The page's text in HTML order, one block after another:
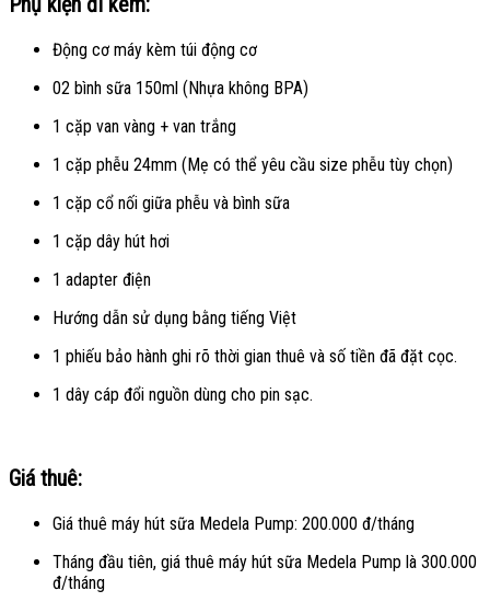
Động cơ máy kèm túi động cơ
02 bình sữa 150ml (Nhựa không BPA)
1 cặp van vàng + van trắng
1 cặp phễu 24mm (Mẹ có thể yêu cầu size phễu tùy chọn)
1 cặp cổ nối giữa phễu và bình sữa
1 cặp dây hút hơi
1 adapter điện
Hướng dẫn sử dụng bằng tiếng Việt
1 phiếu bảo hành ghi rõ thời gian thuê và số tiền đã đặt cọc.
1 dây cáp đổi nguồn dùng cho pin sạc.
Giá thuê:
Giá thuê máy hút sữa Medela Pump: 200.000 đ/tháng
Tháng đầu tiên, giá thuê máy hút sữa Medela Pump là 300.000
đ/tháng